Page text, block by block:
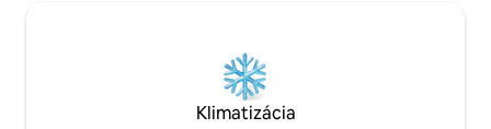
Klimatizácia